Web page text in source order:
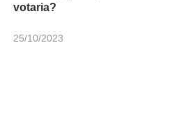
votaria?
25/10/2023